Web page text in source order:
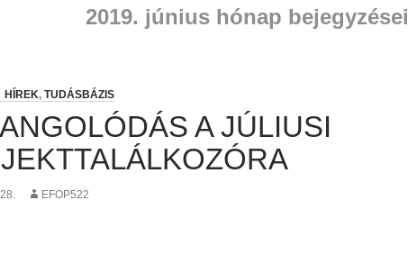
2019. június hónap bejegyzései
HÍREK, TUDÁSBÁZIS
A JÚLIUSI
EFOP522